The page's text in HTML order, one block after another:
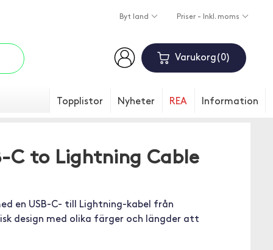
Byt land Priser - Inkl. moms
Varukorg 0
Topplistor Nyheter REA Information
C to Lightning Cable
en USB-C- till Lightning-kabel från
design med olika färger och längder att